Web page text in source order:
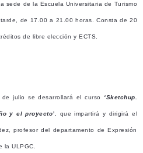
sede de la Escuela Universitaria de Turismo
de 17.00 a 21.00 horas. Consta de 20
de libre elección y ECTS.
julio se desarrollará el curso ‘Sketchup.
y el proyecto’ , que impartirá y dirigirá el
profesor del departamento de Expresión
la ULPGC.